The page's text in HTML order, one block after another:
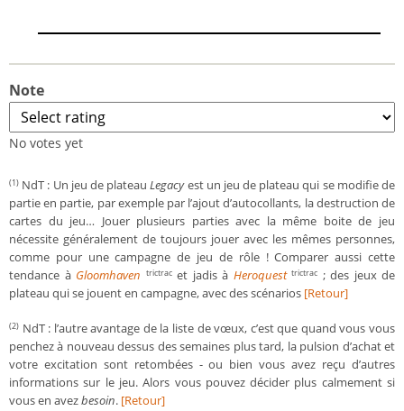
Note
No votes yet
(1) NdT : Un jeu de plateauLegacyest un jeu de plateau qui se modifie de
partie en partie, par exemple par l’ajout d’autocollants, la destruction de
cartes du jeu… Jouer plusieurs parties avec la même boite de jeu
nécessite généralement de toujours jouer avec les mêmes personnes,
comme pour une campagne de jeu de rôle ! Comparer aussi cette
tendance à Gloomhaven trictracet jadis à Heroquest trictrac ; des jeux de
plateau qui se jouent en campagne, avec des scénarios [Retour]
(2) NdT : l’autre avantage de la liste de vœux, c’est que quand vous vous
penchez à nouveau dessus des semaines plus tard, la pulsion d’achat et
votre excitation sont retombées - ou bien vous avez reçu d’autres
informations sur le jeu. Alors vous pouvez décider plus calmement si
vous en avezbesoin. [Retour]